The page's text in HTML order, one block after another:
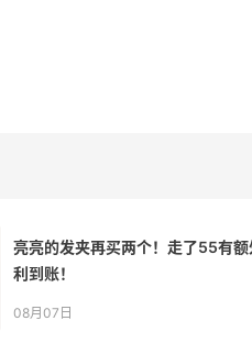
亮亮的发夹再买两个！走了55有额
利到账！
08月07日